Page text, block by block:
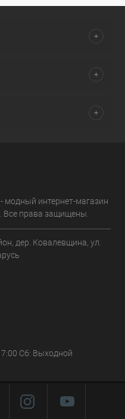
модный интернет-магазин
Все права защищены.
дер. Ковалевщина, ул.
Сб: Выходной